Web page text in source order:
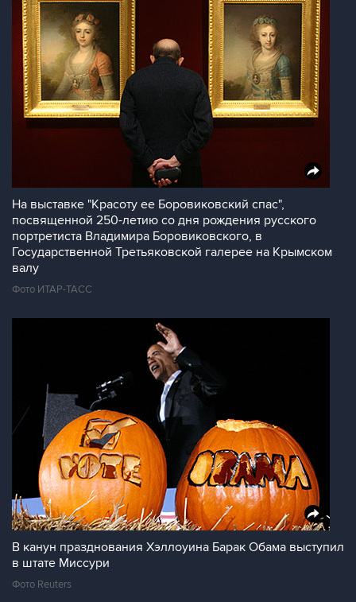
На выставке "Красоту ее Боровиковский спас",
посвященной 250-летию со дня рождения русского
портретиста Владимира Боровиковского, в
Государственной Третьяковской галерее на Крымском
валу
Фото ИТАР-ТАСС
В канун празднования Хэллоуина Барак Обама выступил
в штате Миссури
Фото Reuters